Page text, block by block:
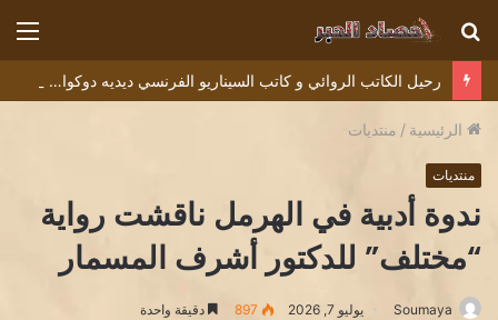
بحث
عن
رحيل الكاتب الروائي و كاتب السيناريو الفرنسي ديديه دوكوان Didier Decoin .
الرئيسية / منتديات
منتديات
ندوة أدبية في الهرمل ناقشت رواية
“مختلف” للدكتور أشرف المسمار
Soumaya يوليو 7, 2026 897 دقيقة واحدة